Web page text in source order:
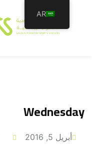
Wednesday
أبريل 5, 2016
AR